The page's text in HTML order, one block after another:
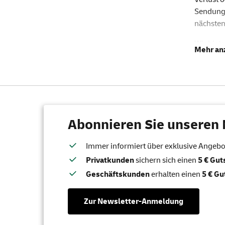
Richtige
Beim
Abonnieren Sie
Immer informiert über exklusive
Privatkundensichern sich einen 5 €
Geschäftskundenerhalten einen 5 €
Zur Newsletter-Anmeldung